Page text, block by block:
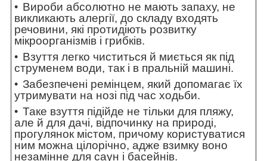
Вироби абсолютно не мають запаху, не
викликають алергії, до складу входять
речовини, які протидіють розвитку
мікроорганізмів і грибків.
Взуття легко чиститься й миється як під
струменем води, так і в пральній машині.
Забезпечені ремінцем, який допомагає їх
утримувати на нозі під час ходьби.
Таке взуття підійде не тільки для пляжу,
але й для дачі, відпочинку на природі,
прогулянок містом, причому користуватися
ним можна цілорічно, адже взимку воно
незамінне для саун і басейнів.